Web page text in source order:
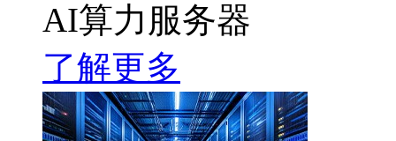
AI算力服务器
了解更多